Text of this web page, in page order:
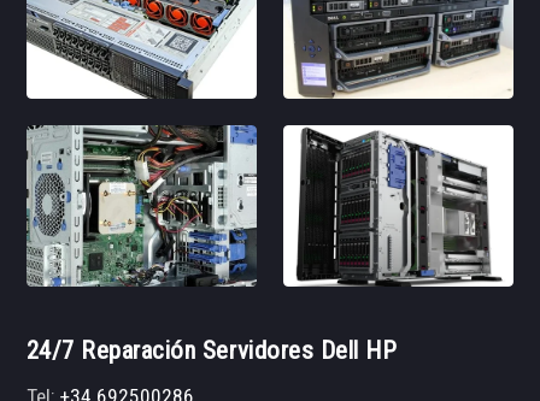
24/7 Reparación Servidores Dell HP
Tel:+34 692500286